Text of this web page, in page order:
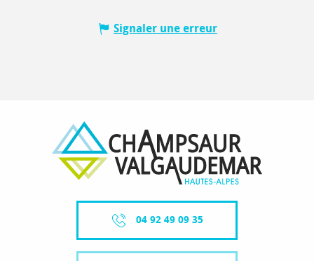
Signaler une erreur
04 92 49 09 35